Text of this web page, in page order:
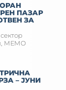
ПАЗАР
ЗА
МЕМО
– ЈУНИ